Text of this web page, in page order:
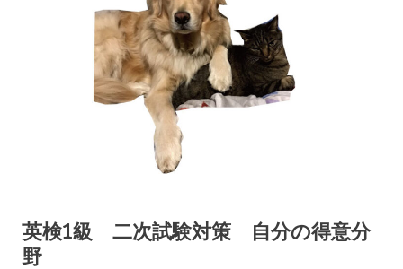
英検1級 二次試験対策 自分の得意分
野